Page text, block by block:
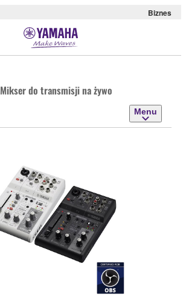
Biznes
Mikser do transmisji na żywo
Menu